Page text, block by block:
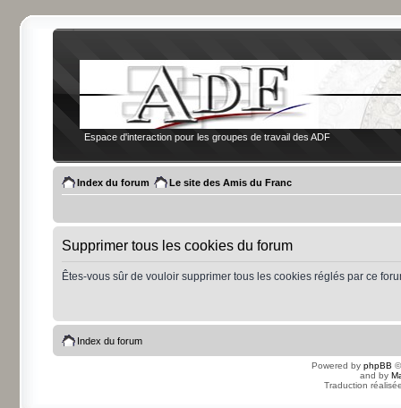
Espace d'interaction pour les groupes de travail des ADF
Index du forum Le site des Amis du Franc
Supprimer tous les cookies du forum
Êtes-vous sûr de vouloir supprimer tous les cookies réglés par ce
Index du forum
Powered by phpBB
and by
Traduction